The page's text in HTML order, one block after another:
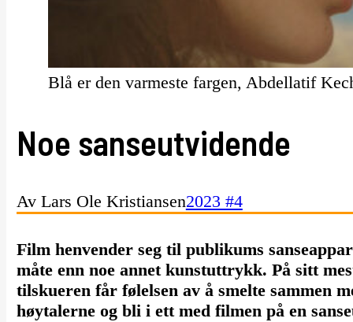
Blå er den varmeste fargen, Abdellatif
Noe sanseutvidende
Av Lars Ole Kristiansen2023 #4
Film henvender seg til publikums
måte enn noe annet kunstuttrykk. På sitt
tilskueren får følelsen av å smelte sammen
høytalerne og bli i ett med filmen på en